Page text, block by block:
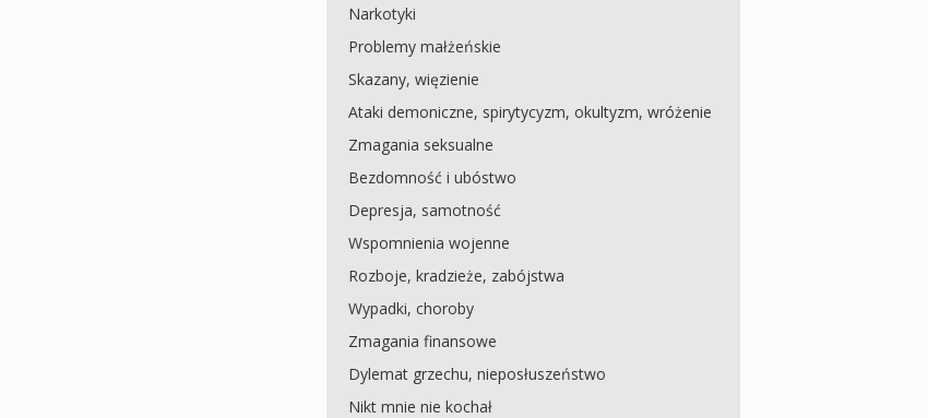
Narkotyki
Problemy małżeńskie
Skazany, więzienie
Ataki demoniczne, spirytycyzm, okultyzm, wróżenie
Zmagania seksualne
Bezdomność i ubóstwo
Depresja, samotność
Wspomnienia wojenne
Rozboje, kradzieże, zabójstwa
Wypadki, choroby
Zmagania finansowe
Dylemat grzechu, nieposłuszeństwo
Nikt mnie nie kochał